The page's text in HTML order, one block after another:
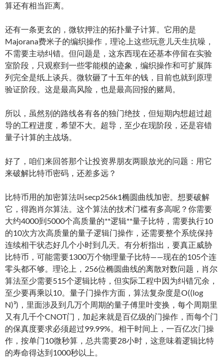
算还有相当距离。
还有一条更玄的，微软押注的拓扑量子计算。它用的是
Majorana费米子的编织操作，理论上这些玩意儿天生抗噪，
不需要主动纠错。但问题是，这东西现在还基本停留在实验
室阶段，只观察到一些零能模的迹象，编织操作和可扩展阵
列完全是纸上谈兵。微软砸了十五年的钱，目前也就到原理
验证阶段。这是最高风险，也是最高回报的赌局。
所以，虽然别的路线各有各的独门绝技，但短期内想超过超
导的工程进度，希望不大。超导，至少在现阶段，还是容错
量子计算的主战场。
好了，咱们来回答那个让投资界朋友两眼放光的问题：用它
来破解比特币密码，还差多远？
比特币用的加密算法叫secp256k1椭圆曲线加密。想要破解
它，得跑肖尔算法。这个算法的技术门槛有多高呢？你需要
大约4000到5000个高质量的**逻辑**量子比特，需要执行10
的10次方次高质量的量子逻辑门操作，还需要整个系统保持
连续相干状态好几个小时到几天。有分析指出，要真正威胁
比特币，可能需要1300万个物理量子比特——现在的105个连
零头都不够。理论上，256位椭圆曲线的离散对数问题，肖尔
算法至少需要515个逻辑比特，但实际工程中因为纠错冗余，
至少要再乘以10。量子门操作方面，算法复杂度是O((log
N)³)，里面涉及到几万个周期的量子傅里叶变换，每个周期里
又有几千个CNOT门，加起来就是百亿级的门操作，而每个门
的保真度要求必须超过99.99%。相干时间上，一百亿次门操
作，按单门10微秒算，总共需要28小时，这意味着逻辑比特
的寿命得达到1000秒以上。